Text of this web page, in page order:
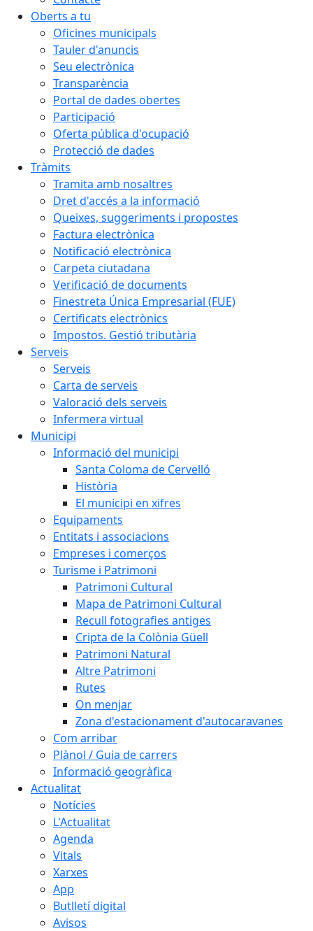
Oberts a tu
Oficines municipals
Tauler d'anuncis
Seu electrònica
Transparència
Portal de dades obertes
Participació
Oferta pública d'ocupació
Protecció de dades
Tràmits
Tramita amb nosaltres
Dret d'accés a la informació
Queixes, suggeriments i propostes
Factura electrònica
Notificació electrònica
Carpeta ciutadana
Verificació de documents
Finestreta Única Empresarial (FUE)
Certificats electrònics
Impostos. Gestió tributària
Serveis
Serveis
Carta de serveis
Valoració dels serveis
Infermera virtual
Municipi
Informació del municipi
Santa Coloma de Cervelló
Història
El municipi en xifres
Equipaments
Entitats i associacions
Empreses i comerços
Turisme i Patrimoni
Patrimoni Cultural
Mapa de Patrimoni Cultural
Recull fotografies antiges
Cripta de la Colònia Güell
Patrimoni Natural
Altre Patrimoni
Rutes
On menjar
Zona d'estacionament d'autocaravanes
Com arribar
Plànol / Guia de carrers
Informació geogràfica
Actualitat
Notícies
L'Actualitat
Agenda
Vitals
Xarxes
App
Butlletí digital
Avisos